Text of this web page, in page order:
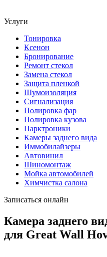
Услуги
Тонировка
Ксенон
Бронирование
Ремонт стекол
Замена стекол
Защита пленкой
Шумоизоляция
Сигнализация
Полировка фар
Полировка кузова
Парктроники
Камеры заднего вида
Иммобилайзеры
Автовинил
Шиномонтаж
Мойка автомобилей
Химчистка салона
Записаться онлайн
Камера заднего
для Great Wall